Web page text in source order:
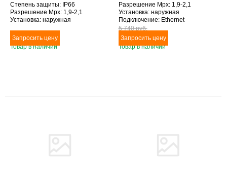
Степень защиты: IP66
Разрешение Mpx: 1,9-2,1
Установка: наружная
Дополнительное оснащение:
инфракрасная подсветка
Объектив (фокусное расстояние,
Товар в наличии
Разрешение Mpx: 1,9-2,1
Установка: наружная
Подключение: Ethernet
Дополнительное оснащение:
антивандальное исполнение,
инфракрасная подсветка
Объектив (фокусное расстояние,
5 740 pуб.
Товар в наличии